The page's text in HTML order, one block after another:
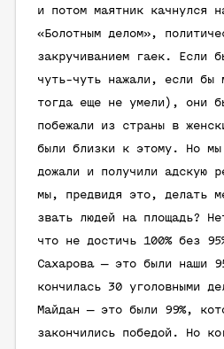
и потом маятник качнулся
«Болотным делом»,
закручиванием гаек. Если
чуть-чуть нажали, если бы
тогда еще не умели), они
побежали из страны в
были близки к этому. Но
дожали и получили адскую
мы, предвидя это, делать
звать людей на площадь?
что не достичь 100% без
Сахарова — это были наши
кончилась 30 уголовными
Майдан — это были 99%,
закончились победой. Но